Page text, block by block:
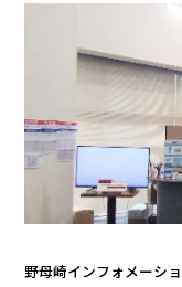
インフォメー
恐竜パーク体
よくある
野母崎インフォメーシ